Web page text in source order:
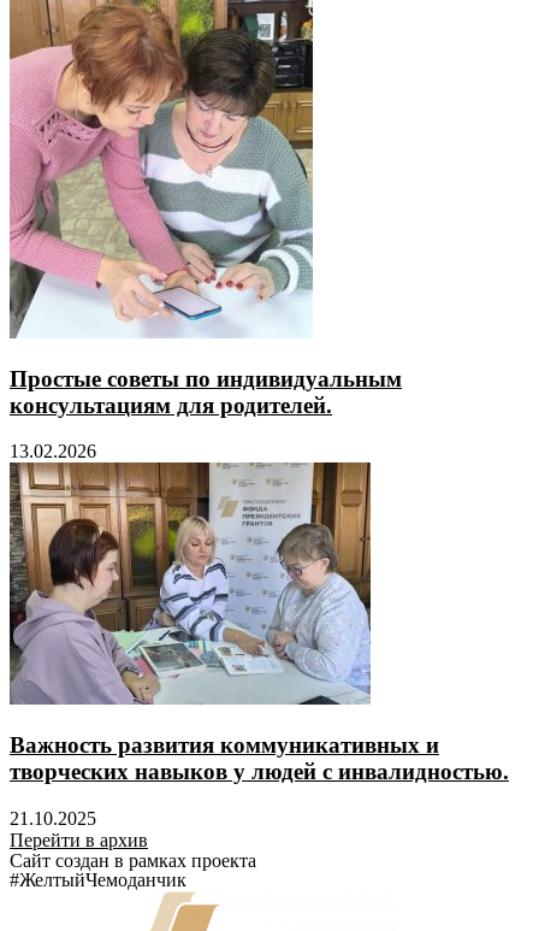
Простые советы по индивидуальным
консультациям для родителей.
13.02.2026
Важность развития коммуникативных и
творческих навыков у людей с инвалидностью.
21.10.2025
Перейти в архив
Сайт создан в рамках проекта
#ЖелтыйЧемоданчик